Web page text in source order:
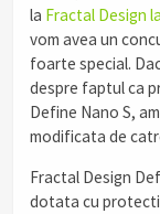
la Fractal Design
vom avea un
foarte special.
despre faptul ca
Define Nano S,
modificata de
Fractal Design
dotata cu